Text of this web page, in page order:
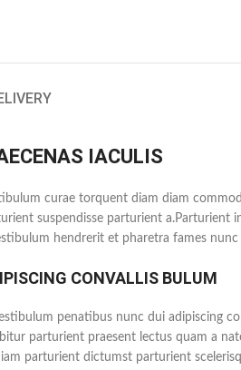
IACULIS
curae torquent diam diam
suspendisse parturient a.Parturient
hendrerit et pharetra fames
CONVALLIS BULUM
penatibus nunc dui adipiscing
parturient praesent lectus quam a
parturient dictumst parturient